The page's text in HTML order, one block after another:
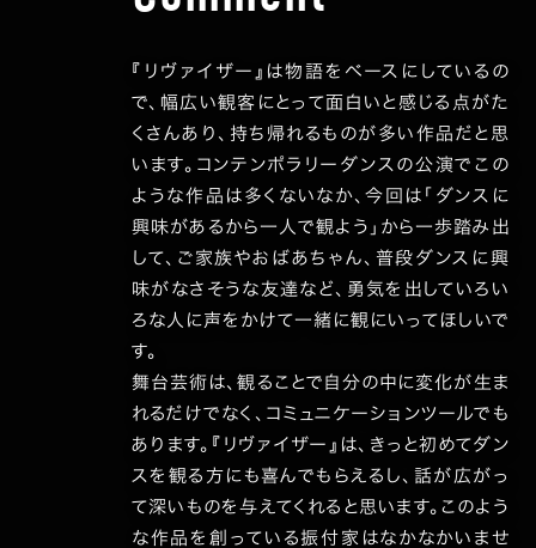
『リヴァイザー』は物語をベースにしているの
で、幅広い観客にとって面白いと感じる点がた
くさんあり、持ち帰れるものが多い作品だと思
います。コンテンポラリーダンスの公演でこの
ような作品は多くないなか、今回は「ダンスに
興味があるから一人で観よう」から一歩踏み出
して、ご家族やおばあちゃん、普段ダンスに興
味がなさそうな友達など、勇気を出していろい
ろな人に声をかけて一緒に観にいってほしいで
す。
舞台芸術は、観ることで自分の中に変化が生ま
れるだけでなく、コミュニケーションツールでも
あります。『リヴァイザー』は、きっと初めてダン
スを観る方にも喜んでもらえるし、話が広がっ
て深いものを与えてくれると思います。このよう
な作品を創っている振付家はなかなかいませ